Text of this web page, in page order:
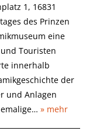
1, 16831
des Prinzen
eine
Touristen
innerhalb
der
und Anlagen
» mehr